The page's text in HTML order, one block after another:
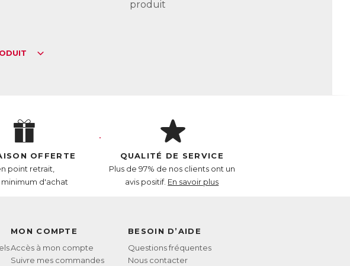
propriétés des Omega 3 qu’elle contient sur le long terme.
huile brevetée extraite à froid. Son indice d’oxydation
la garantie d’une qualité exceptionnelle.
produit
OFFERTE
point retrait,
minimum d'achat
QUALITÉ DE SERVICE
Plus de 97% de nos clients ont un
avis positif. En savoir plus
MON COMPTE
Accès à mon compte
Suivre mes commandes
BESOIN D’AIDE
Questions fréquentes
Nous contacter